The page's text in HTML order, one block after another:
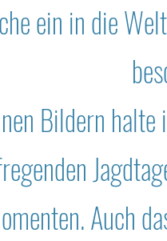
ein in die
Bildern
Auch